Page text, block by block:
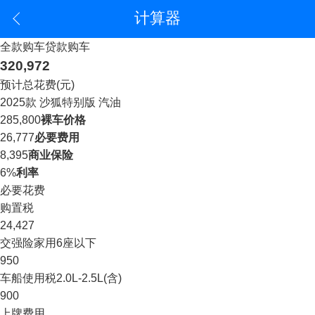
计算器
全款购车贷款购车
320,972
预计总花费(元)
2025款 沙狐特别版 汽油
285,800裸车价格
26,777必要费用
8,395商业保险
6%利率
必要花费
购置税
24,427
交强险家用6座以下
950
车船使用税2.0L-2.5L(含)
900